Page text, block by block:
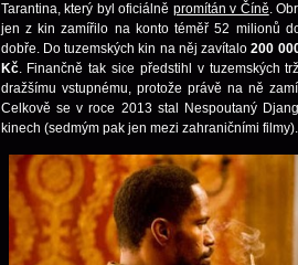
Tarantina, který byl oficiálně promítán v Číně.
jen z kin zamířilo na konto téměř 52 milionů
dobře. Do tuzemských kin na něj zavítalo200
Kč. Finančně tak sice předstihl v tuzemských
dražšímu vstupnému, protože právě na ně
Celkově se v roce 2013 stal Nespoutaný
kinech (sedmým pak jen mezi zahraničními filmy).